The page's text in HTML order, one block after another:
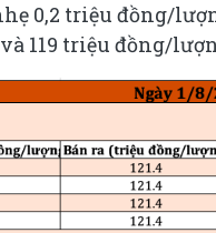
0,2 triệu đồng/
119 triệu đồng/